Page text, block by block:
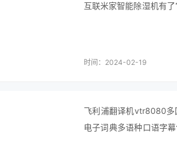
互联米家智能除湿机有
时间：2024-02-19
飞利浦翻译机vtr8080多
电子词典多语种口语字